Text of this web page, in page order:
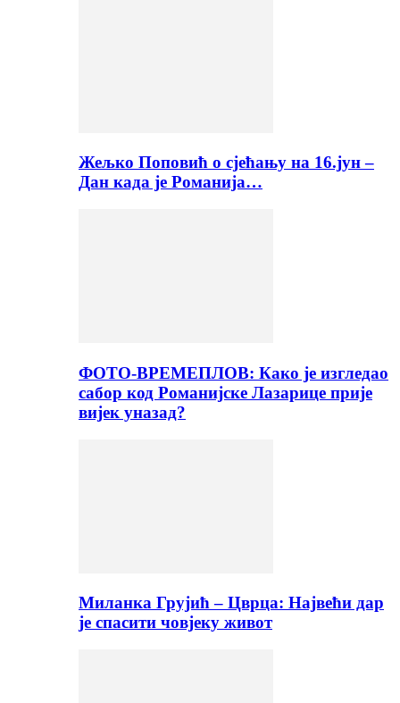
Жељко Поповић о сјећању на 16.јун –
Дан када је Романија…
ФОТО-ВРЕМЕПЛОВ: Како је изгледао
сабор код Романијске Лазарице прије
вијек уназад?
Миланка Грујић – Цврца: Највећи дар
је спасити човјеку живот